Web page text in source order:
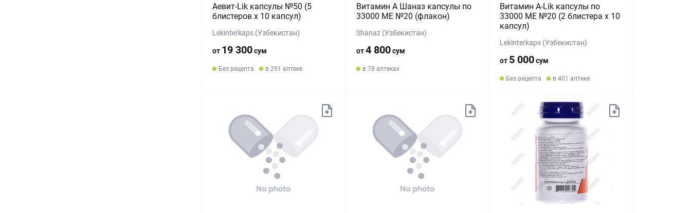
Аевит-Lik капсулы №50 (5
блистеров х 10 капсул)
Lekinterkaps (Узбекистан)
от 19 300сум
Без рецепта в 291 аптеке
Витамин А Шаназ капсулы по
33000 МЕ №20 (флакон)
Shanaz (Узбекистан)
от4 800сум
в 78 аптеках
Витамин А-Lik капсулы по
33000 МЕ №20 (2 блистера х 10
капсул)
Lekinterkaps (Узбекистан)
от 5 000сум
Без рецепта в 401 аптеке